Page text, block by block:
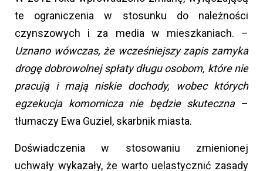
te ograniczenia w stosunku do należności
czynszowych i za media w mieszkaniach. –
Uznano wówczas, że wcześniejszy zapis zamyka
drogę dobrowolnej spłaty długu osobom, które nie
pracują i mają niskie dochody, wobec których
egzekucja komornicza nie będzie skuteczna–
tłumaczy Ewa Guziel, skarbnik miasta.
Doświadczenia w stosowaniu zmienionej
uchwały wykazały, że warto uelastycznić zasady